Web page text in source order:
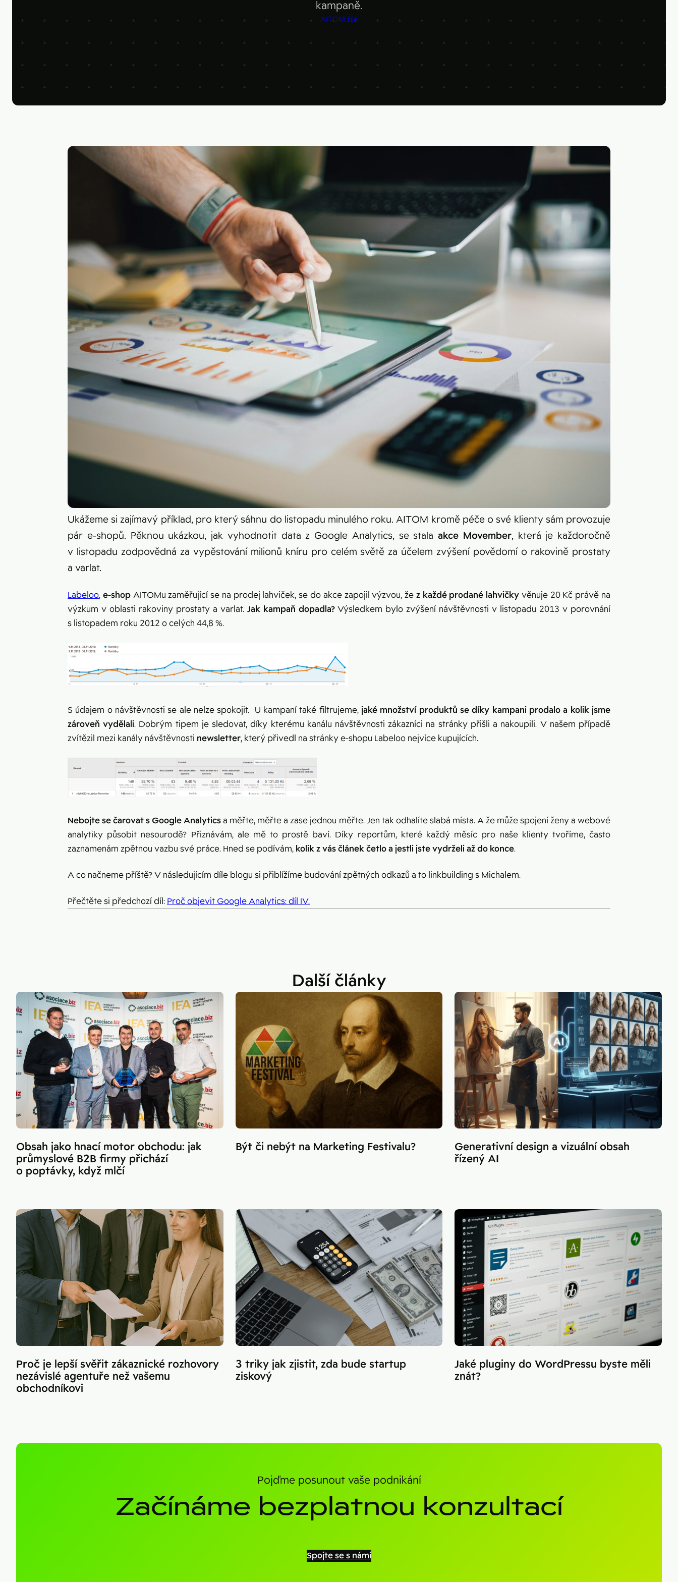
kampaně.
AITOM žije
Ukážeme si zajímavý příklad, pro který sáhnu do listopadu minulého roku. AITOM kromě péče o své klienty sám provozuje
pár e-shopů. Pěknou ukázkou, jak vyhodnotit data z Google Analytics, se stala akce Movember, která je každoročně
v listopadu zodpovědná za vypěstování milionů kníru pro celém světě za účelem zvýšení povědomí o rakovině prostaty
a varlat.
Labeloo, e-shopAITOMu zaměřující se na prodej lahviček, se do akce zapojil výzvou, že z každé prodané lahvičky věnuje 20 Kč právě na
výzkum v oblasti rakoviny prostaty a varlat. Jak kampaň dopadla?Výsledkem bylo zvýšení návštěvnosti v listopadu 2013 v porovnání
s listopadem roku 2012 o celých 44,8 %.
S údajem o návštěvnosti se ale nelze spokojit. U kampaní také filtrujeme,jaké množství produktů se díky kampani prodalo a kolik jsme
zároveň vydělali. Dobrým tipem je sledovat, díky kterému kanálu návštěvnosti zákazníci na stránky přišli a nakoupili. V našem případě
zvítězil mezi kanály návštěvnosti newsletter, který přivedl na stránky e-shopu Labeloo nejvíce kupujících.
Nebojte se čarovat s Google Analyticsa měřte, měřte a zase jednou měřte. Jen tak odhalíte slabá místa.A že může spojení ženy a webové
analytiky působit nesourodě? Přiznávám, ale mě to prostě baví. Díky reportům, které každý měsíc pro naše klienty tvoříme, často
zaznamenám zpětnou vazbu své práce. Hned se podívám, kolik z vás článek četlo a jestli jste vydrželi až do konce.
A co načneme příště? V následujícím díle blogu si přiblížíme budování zpětných odkazů a to linkbuilding s Michalem.
Přečtěte si předchozí díl: Proč objevit Google Analytics: díl IV.
Další články
Obsah jako hnací motor obchodu: jak
průmyslové B2B firmy přichází
o poptávky, když mlčí
Být či nebýt na Marketing Festivalu?
Generativní design a vizuální obsah
řízený AI
Proč je lepší svěřit zákaznické rozhovory
nezávislé agentuře než vašemu
obchodníkovi
3 triky jak zjistit, zda bude startup
ziskový
Jaké pluginy do WordPressu byste měli
znát?
Pojďme posunout vaše podnikání
Začínáme bezplatnou konzultací
Spojte se s námi